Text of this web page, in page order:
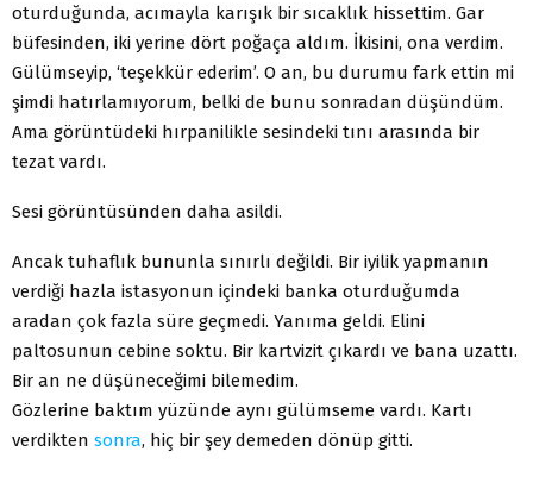
oturduğunda, acımayla karışık bir sıcaklık hissettim. Gar
büfesinden, iki yerine dört poğaça aldım. İkisini, ona verdim.
Gülümseyip, ‘teşekkür ederim’. O an, bu durumu fark ettin mi
şimdi hatırlamıyorum, belki de bunu sonradan düşündüm.
Ama görüntüdeki hırpanilikle sesindeki tını arasında bir
tezat vardı.
Sesi görüntüsünden daha asildi.
Ancak tuhaflık bununla sınırlı değildi. Bir iyilik yapmanın
verdiği hazla istasyonun içindeki banka oturduğumda
aradan çok fazla süre geçmedi. Yanıma geldi. Elini
paltosunun cebine soktu. Bir kartvizit çıkardı ve bana uzattı.
Bir an ne düşüneceğimi bilemedim.
Gözlerine baktım yüzünde aynı gülümseme vardı. Kartı
verdikten sonra, hiç bir şey demeden dönüp gitti.